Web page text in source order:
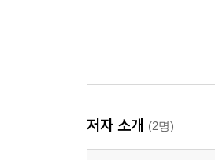
저자 소개 (2명)